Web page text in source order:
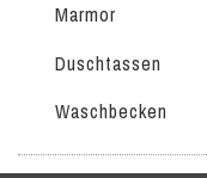
Marmor
Duschtassen
Waschbecken